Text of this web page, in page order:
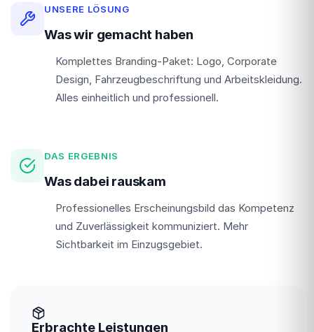
UNSERE LÖSUNG
Was wir gemacht haben
Komplettes Branding-Paket: Logo, Corporate
Design, Fahrzeugbeschriftung und Arbeitskleidung.
Alles einheitlich und professionell.
DAS ERGEBNIS
Was dabei rauskam
Professionelles Erscheinungsbild das Kompetenz
und Zuverlässigkeit kommuniziert. Mehr
Sichtbarkeit im Einzugsgebiet.
Erbrachte Leistungen